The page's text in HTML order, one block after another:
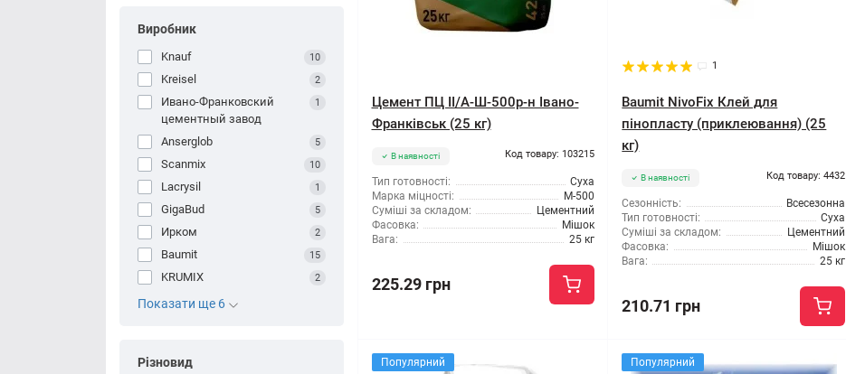
Виробник
Knauf 10
Kreisel 2
Ивано-Франковский
цементный завод
1
Anserglob 5
Scanmix 10
Lacrysil 1
GigaBud 5
Ирком 2
Baumit 15
KRUMIX 2
Показати ще 6
Різновид
Цемент ПЦ ІІ/А-Ш-500р-н Івано-
Франківськ (25 кг)
В наявності Код товару: 103215
Тип готовності:
Суха
Марка міцності:
М-500
Суміші за складом:
Цементний
Фасовка:
Мішок
Вага:
25 кг
225.29 грн
1
Baumit NivoFix Клей для
пінопласту (приклеювання) (25
кг)
В наявності Код товару: 4432
Сезонність:
Всесезонна
Тип готовності:
Суха
Суміші за складом:
Цементний
Фасовка:
Мішок
Вага:
25 кг
210.71 грн
Популярний Популярний